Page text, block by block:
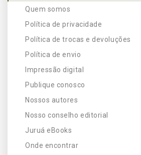
Quem somos
Política de privacidade
Política de trocas e devoluções
Política de envio
Impressão digital
Publique conosco
Nossos autores
Nosso conselho editorial
Juruá eBooks
Onde encontrar